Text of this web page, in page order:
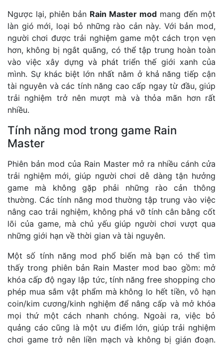
Ngược lại, phiên bản Rain Master mod mang đến một
làn gió mới, loại bỏ những rào cản này. Với bản mod,
người chơi được trải nghiệm game một cách trọn vẹn
hơn, không bị ngắt quãng, có thể tập trung hoàn toàn
vào việc xây dựng và phát triển thế giới xanh của
mình. Sự khác biệt lớn nhất nằm ở khả năng tiếp cận
tài nguyên và các tính năng cao cấp ngay từ đầu, giúp
trải nghiệm trở nên mượt mà và thỏa mãn hơn rất
nhiều.
Tính năng mod trong game Rain
Master
Phiên bản mod của Rain Master mở ra nhiều cánh cửa
trải nghiệm mới, giúp người chơi dễ dàng tận hưởng
game mà không gặp phải những rào cản thông
thường. Các tính năng mod thường tập trung vào việc
nâng cao trải nghiệm, không phá vỡ tính cân bằng cốt
lõi của game, mà chủ yếu giúp người chơi vượt qua
những giới hạn về thời gian và tài nguyên.
Một số tính năng mod phổ biến mà bạn có thể tìm
thấy trong phiên bản Rain Master mod bao gồm: mở
khóa cấp độ ngay lập tức, tính năng free shopping cho
phép mua sắm vật phẩm mà không lo hết tiền, vô hạn
coin/kim cương/kinh nghiệm để nâng cấp và mở khóa
mọi thứ một cách nhanh chóng. Ngoài ra, việc bỏ
quảng cáo cũng là một ưu điểm lớn, giúp trải nghiệm
chơi game trở nên liền mạch và không bị gián đoạn.